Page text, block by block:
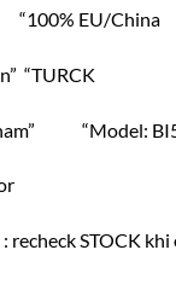
EU/China
“TURCK
“Model:
recheck STOCK khi